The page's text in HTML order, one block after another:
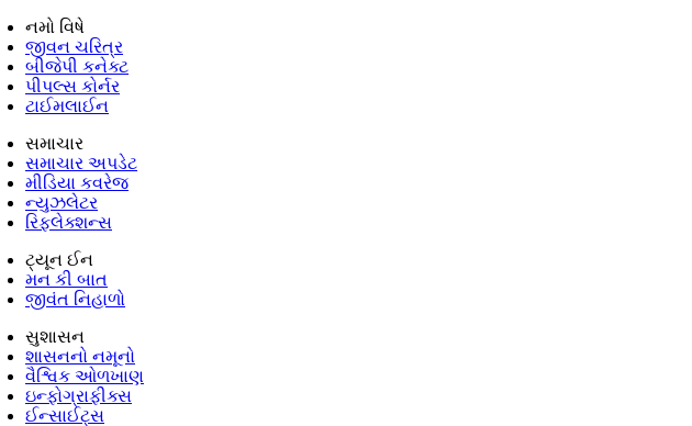
નમો વિષે
જીવન ચરિત્ર
બીજેપી કનેક્ટ
પીપલ્સ કોર્નર
ટાઈમલાઈન
સમાચાર
સમાચાર અપડેટ
મીડિયા કવરેજ
ન્યુઝલેટર
રિફ્લેક્શન્સ
ટ્યૂન ઈન
મન કી બાત
જીવંત નિહાળો
સુશાસન
શાસનનો નમૂનો
વૈશ્વિક ઓળખાણ
ઇન્ફોગ્રાફીક્સ
ઈન્સાઈટ્સ